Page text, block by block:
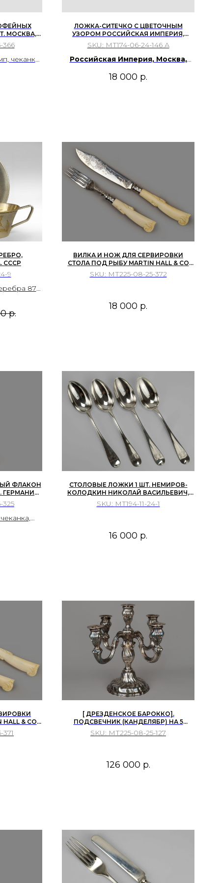
МОСКВА,
ГГ.
366
чеканка,
ЛОЖКА-СИТЕЧКО С ЦВЕТОЧНЫМ
УЗОРОМ РОССИЙСКАЯ ИМПЕРИЯ,
МОСКВА, НАЧАЛО 20 ВЕКА.
SKU: МТ174-06-24-146 А
Российская Империя, Москва,
18 000 р.
СССР
9
875
«Ювелир»,
р.
ВИЛКА И НОЖ ДЛЯ СЕРВИРОВКИ
СТОЛА ПОД РЫБУ MARTIN HALL & CO
LTD ШЕФФИЛД АНГЛИЯ 1896 1897Г
SKU: МТ225-08-25-372
18 000 р.
ФЛАКОН
ПЛАЦ И
Е ГГ.
325
СТОЛОВЫЕ ЛОЖКИ 1 ШТ. НЕМИРОВ-
КОЛОДКИН НИКОЛАЙ ВАСИЛЬЕВИЧ,
РОССИЙСКАЯ ИМПЕРИЯ, 1896 ГОД.
SKU: МТ194-11-24-1
16 000 р.
& CO
1897Г
[ ДРЕЗДЕНСКОЕ БАРОККО].
ПОДСВЕЧНИК (КАНДЕЛЯБР) НА 5
РОЖКОВ. ФАБРИКА ВИЛЬГЕЛЬМА
БИНДЕРА 1928 ГОД
SKU: МТ225-08-25-127
126 000 р.